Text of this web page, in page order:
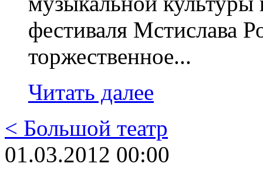
фестиваля Мстислава
торжественное...
Читать далее
< Большой театр
01.03.2012 00:00